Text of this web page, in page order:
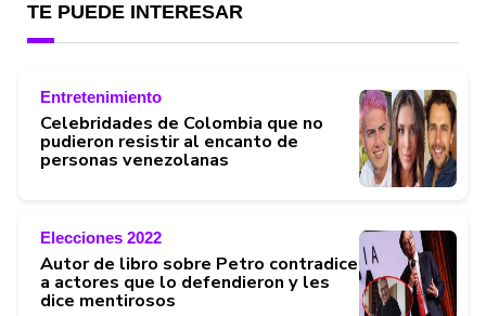
TE PUEDE INTERESAR
Entretenimiento
Celebridades de Colombia que no
pudieron resistir al encanto de
personas venezolanas
Elecciones 2022
Autor de libro sobre Petro contradice
a actores que lo defendieron y les
dice mentirosos